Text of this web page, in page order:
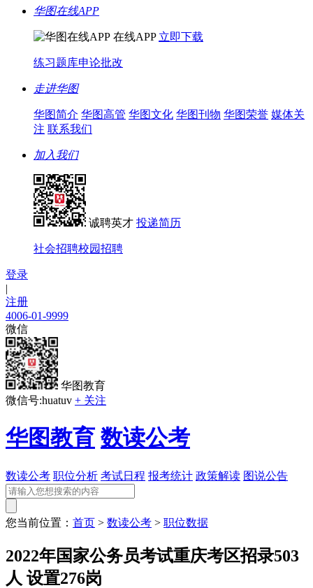
华图在线APP
在线APP 立即下载
练习题库申论批改
走进华图
华图简介 华图高管 华图文化 华图刊物 华图荣誉 媒体关
注 联系我们
加入我们
诚聘英才 投递简历
社会招聘校园招聘
登录
|
注册
4006-01-9999
微信
华图教育
微信号:huatuv + 关注
华图教育 数读公考
数读公考 职位分析 考试日程 报考统计 政策解读 图说公告
您当前位置： 首页 > 数读公考 > 职位数据
2022年国家公务员考试重庆考区招录503
人 设置276岗